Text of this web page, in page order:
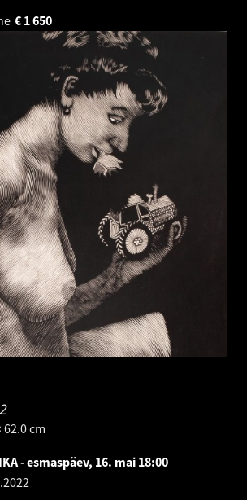
1 650
€
cm
- esmaspäev, 16. mai 18:00